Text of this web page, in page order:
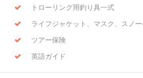
トローリング用釣り具一式
ライフジャケット、マスク、スノ
ツアー保険
英語ガイド